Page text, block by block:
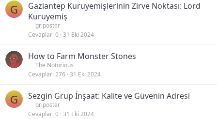
G
Gaziantep Kuruyemişlerinin Zirve Noktası: Lord
Kuruyemiş
griposter
Cevaplar 0 31 Eki 2024
How to Farm Monster Stones
The Notorious
Cevaplar 276 31 Eki 2024
G Sezgin Grup İnşaat: Kalite ve Güvenin Adresi
griposter
Cevaplar 0 31 Eki 2024